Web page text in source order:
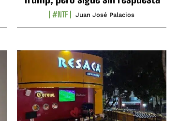
#NTF Juan José Palacios